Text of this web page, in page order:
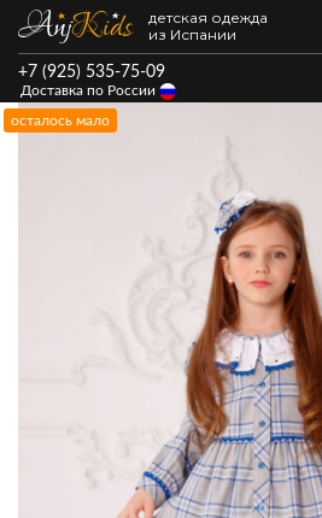
детская одежда
из Испании
+7 (925) 535-75-09
Доставка по России
осталось мало